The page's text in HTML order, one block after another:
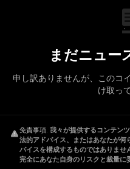
まだニュー
申し訳ありませんが、このコ
け取っ
免責事項. 我々が提供するコンテン
法的アドバイス、またはあなたが何
バイスを構成するものではありませ
完全にあなた自身のリスクと裁量に